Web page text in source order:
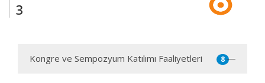
3
Kongre ve Sempozyum Katılımı Faaliyetleri 8